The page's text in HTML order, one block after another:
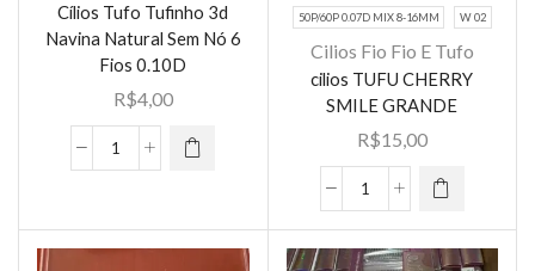
Cílios Tufo Tufinho 3d
Navina Natural Sem Nó 6
Fios 0.10D
R$4,00
Cílios
3d
Este
produto
tem várias
variantes.
As opções
podem ser
do
50P/60P 0.07D MIX 8-16MM W 02
Cilios Fio Fio E Tufo
cilios TUFU CHERRY
SMILE GRANDE
R$15,00
cilios
TUFU
CHERRY
Este
produto
tem várias
variantes.
As opções
podem ser
escolhidas
na página